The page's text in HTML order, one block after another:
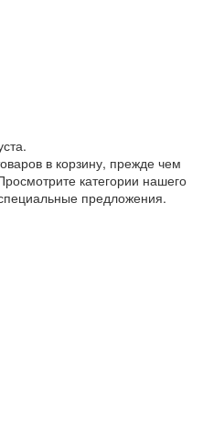
в корзину, прежде чем
категории нашего
предложения.